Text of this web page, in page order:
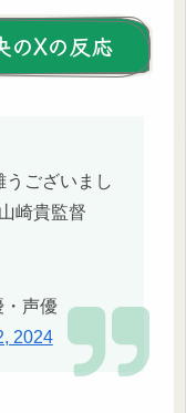
のXの反応
ございまし
崎貴監督
声優
2024